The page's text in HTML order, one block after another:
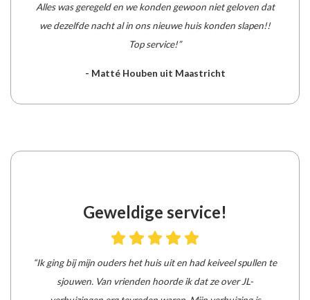
Alles was geregeld en we konden gewoon niet geloven dat
we dezelfde nacht al in ons nieuwe huis konden slapen!!
Top service!”
- Matté Houben uit Maastricht
Geweldige service!
“Ik ging bij mijn ouders het huis uit en had keiveel spullen te
sjouwen. Van vrienden hoorde ik dat ze over JL-